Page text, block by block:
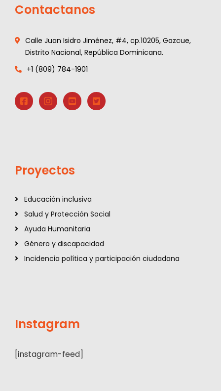
Contactanos
Calle Juan Isidro Jiménez, #4, cp.10205, Gazcue,
Distrito Nacional, República Dominicana.
+1 (809) 784-1901
Proyectos
Educación inclusiva
Salud y Protección Social
Ayuda Humanitaria
Género y discapacidad
Incidencia política y participación ciudadana
Instagram
[instagram-feed]